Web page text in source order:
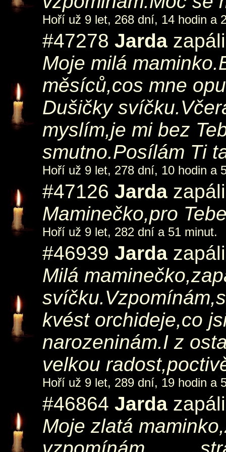
Hoří už 9 let, 268 dní, 14 hodin a
#47278 Jarda
Moje milá
měsíců,cos mne
Dušičky
myslím,je mi bez
smutno.Posílám Ti
Hoří už 9 let, 278 dní, 10 hodin a
#47126 Jarda
Maminečko,pro
Hoří už 9 let, 282 dní a 51 minut.
#46939 Jarda
Milá
kvést orchideje,co
narozeninám.I z
velkou
Hoří už 9 let, 289 dní, 19 hodin a
#46864 Jarda
Moje zlatá